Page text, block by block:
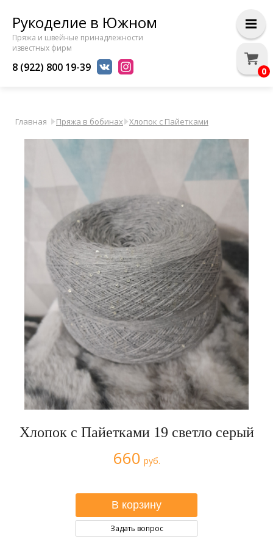
Рукоделие в Южном
Пряжа и швейные принадлежности
известных фирм
8 (922) 800 19-39
Главная Пряжа в бобинах Хлопок с Пайетками
Хлопок с Пайетками 19 светло серый
660 руб.
Задать вопрос
0